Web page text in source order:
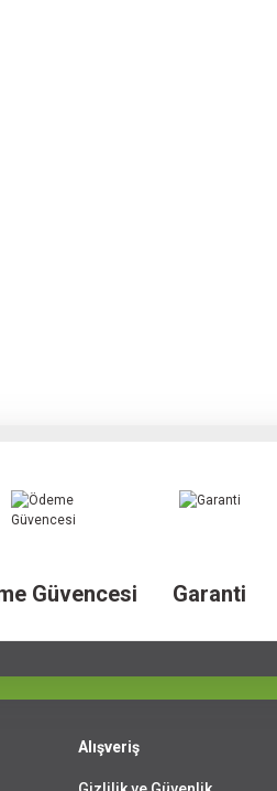
Güvencesi Garanti
Alışveriş